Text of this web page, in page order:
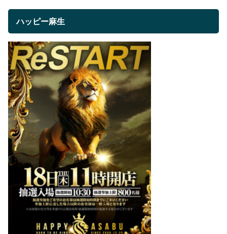
ハッピー麻生